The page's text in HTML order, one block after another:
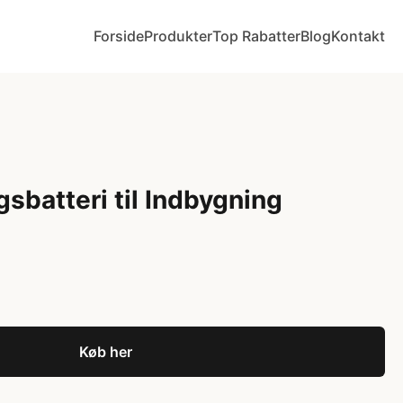
ForsideProdukterTop RabatterBlogKontakt
til Indbygning
Køb her